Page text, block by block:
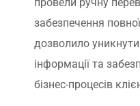
забезпечення
дозволило
інформації та
бізнес-процесів